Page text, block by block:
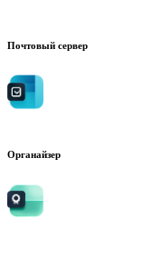
Почтовый сервер
Органайзер